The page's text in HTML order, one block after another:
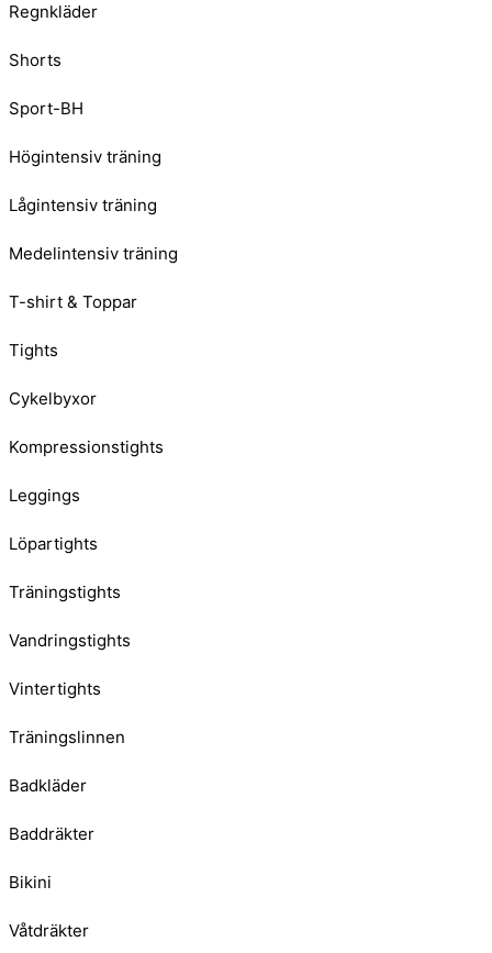
Regnkläder
Shorts
Sport-BH
Högintensiv träning
Lågintensiv träning
Medelintensiv träning
T-shirt & Toppar
Tights
Cykelbyxor
Kompressionstights
Leggings
Löpartights
Träningstights
Vandringstights
Vintertights
Träningslinnen
Badkläder
Baddräkter
Bikini
Våtdräkter